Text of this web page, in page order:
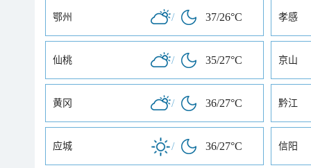
鄂州 / 37/26°C 孝感
仙桃 / 35/27°C 京山
黄冈 / 36/27°C 黔江
应城 / 36/27°C 信阳